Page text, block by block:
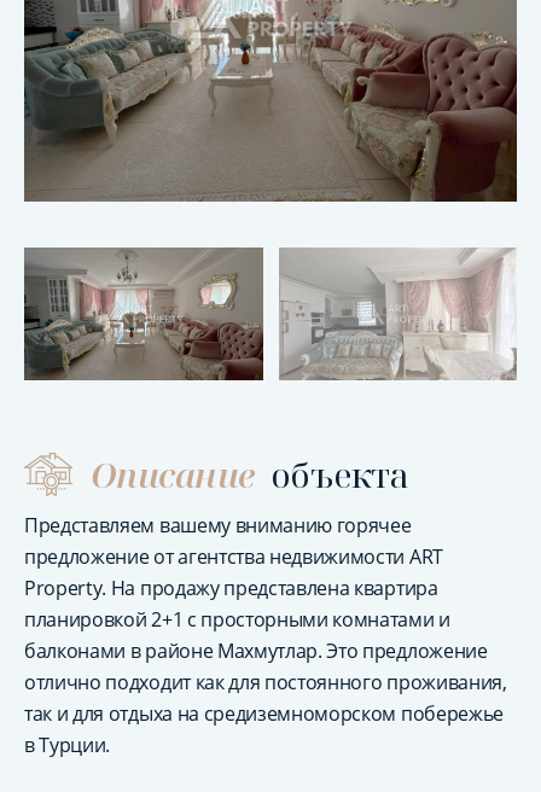
Описание объекта
Представляем вашему вниманию горячее
предложение от агентства недвижимости ART
Property. На продажу представлена квартира
планировкой 2+1 с просторными комнатами и
балконами в районе Махмутлар. Это предложение
отлично подходит как для постоянного проживания,
так и для отдыха на средиземноморском побережье
в Турции.